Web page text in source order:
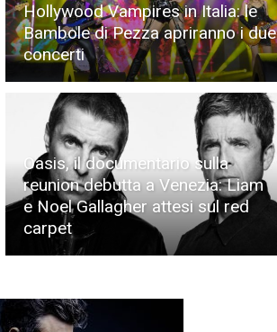
Hollywood Vampires in Italia: le
Bambole di Pezza apriranno i due
concerti
Oasis, il documentario sulla
reunion debutta a Venezia: Liam
e Noel Gallagher attesi sul red
carpet